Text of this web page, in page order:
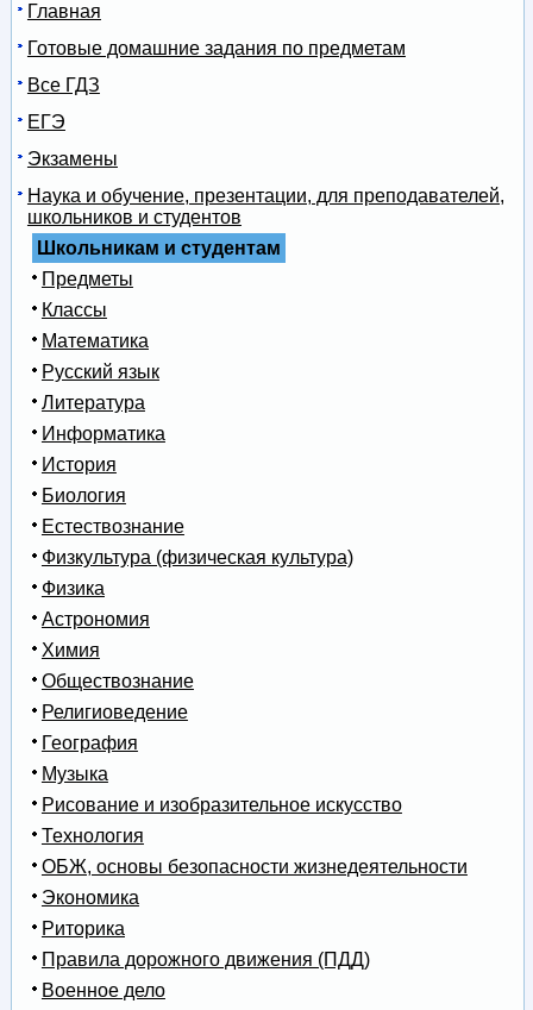
Главная
Готовые домашние задания по предметам
Все ГДЗ
ЕГЭ
Экзамены
Наука и обучение, презентации, для преподавателей,
школьников и студентов
Школьникам и студентам
Предметы
Классы
Математика
Русский язык
Литература
Информатика
История
Биология
Естествознание
Физкультура (физическая культура)
Физика
Астрономия
Химия
Обществознание
Религиоведение
География
Музыка
Рисование и изобразительное искусство
Технология
ОБЖ, основы безопасности жизнедеятельности
Экономика
Риторика
Правила дорожного движения (ПДД)
Военное дело